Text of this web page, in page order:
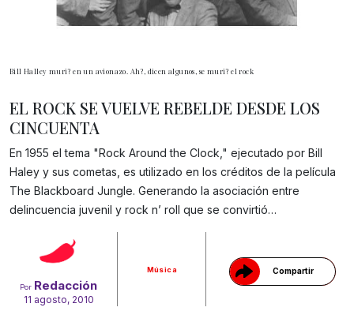
Bill Halley muri? en un avionazo. Ah?, dicen algunos, se muri? el rock
Por Redacción
11 agosto, 2010
Música Compartir
Gracias!
EL ROCK SE VUELVE REBELDE DESDE LOS
CINCUENTA
En 1955 el tema "Rock Around the Clock," ejecutado por Bill
Haley y sus cometas, es utilizado en los créditos de la película
The Blackboard Jungle. Generando la asociación entre
delincuencia juvenil y rock n’ roll que se convirtió…